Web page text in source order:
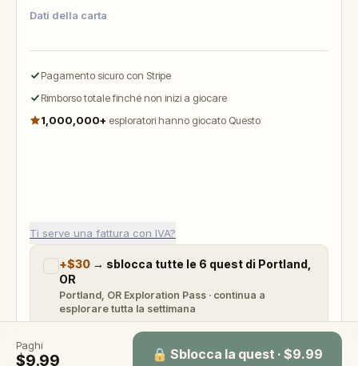
Dati della carta
Pagamento sicuro con Stripe
Rimborso totale finché non inizi a giocare
1,000,000+ esploratori hanno giocato Questo
Paghi
$9.99 🔒 Sblocca la quest · $9.99
Ti serve una fattura con IVA?
+$30 → sblocca tutte le 6 quest di Portland,
OR
Portland, OR Exploration Pass · continua a
esplorare tutta la settimana